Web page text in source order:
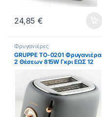
24,85€
Φρυγανιέρες
GRUPPE TO-0201 Φρυγανιέρα
2 Θέσεων 815W Γκρι ΕΩΣ 12